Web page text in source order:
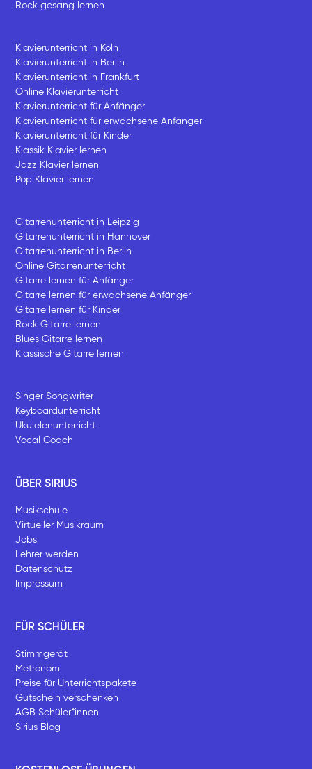
Rock gesang lernen
Klavierunterricht in Köln
Klavierunterricht in Berlin
Klavierunterricht in Frankfurt
Online Klavierunterricht
Klavierunterricht für Anfänger
Klavierunterricht für erwachsene Anfänger
Klavierunterricht für Kinder
Klassik Klavier lernen
Jazz Klavier lernen
Pop Klavier lernen
Gitarrenunterricht in Leipzig
Gitarrenunterricht in Hannover
Gitarrenunterricht in Berlin
Online Gitarrenunterricht
Gitarre lernen für Anfänger
Gitarre lernen für erwachsene Anfänger
Gitarre lernen für Kinder
Rock Gitarre lernen
Blues Gitarre lernen
Klassische Gitarre lernen
Singer Songwriter
Keyboardunterricht
Ukulelenunterricht
Vocal Coach
ÜBER SIRIUS
Musikschule
Virtueller Musikraum
Jobs
Lehrer werden
Datenschutz
Impressum
FÜR SCHÜLER
Stimmgerät
Metronom
Preise für Unterrichtspakete
Gutschein verschenken
AGB Schüler*innen
Sirius Blog